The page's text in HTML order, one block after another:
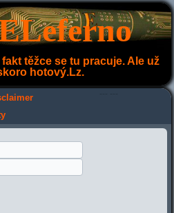
těžce se tu pracuje. Ale už
hotový.Lz.